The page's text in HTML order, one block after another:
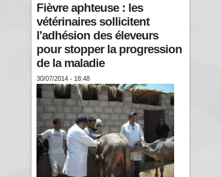
Fièvre aphteuse : les
vétérinaires sollicitent
l'adhésion des éleveurs
pour stopper la progression
de la maladie
30/07/2014 - 18:48